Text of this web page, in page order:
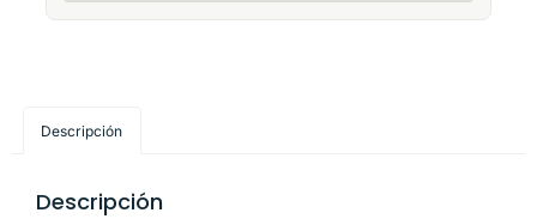
Descripción
Descripción